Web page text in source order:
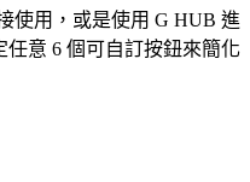
使用，或是使用 G HUB 進
意 6 個可自訂按鈕來簡化